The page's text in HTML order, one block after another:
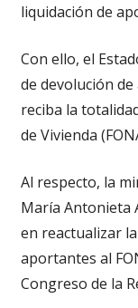
liquidación de
Con ello, el
de devolución
reciba la
de Vivienda
Al respecto, la
María Antonieta
en reactualizar
aportantes al
Congreso de la